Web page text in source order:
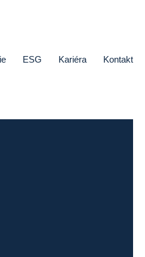
právo
ESG Kariéra Kontakt